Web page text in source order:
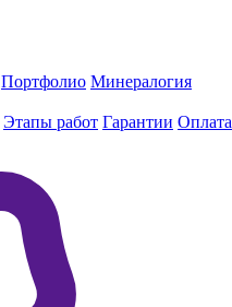
Портфолио Минералогия
Этапы работ Гарантии Оплата